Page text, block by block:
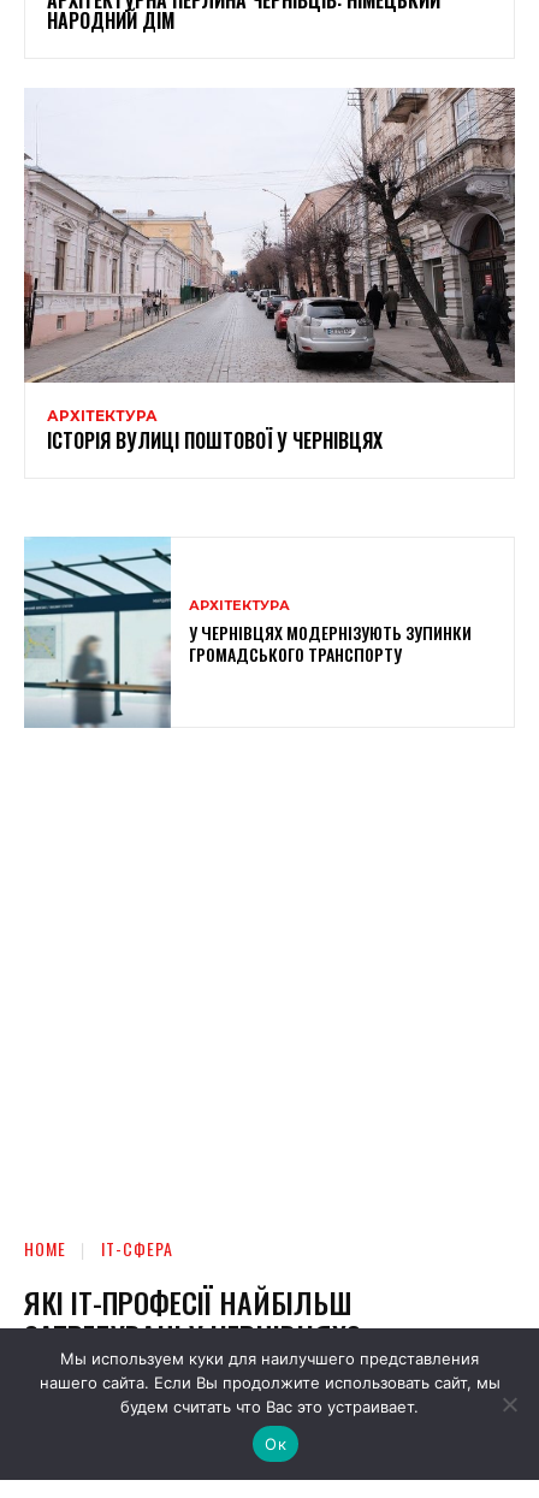
НАРОДНИЙ ДІМ
АРХІТЕКТУРА
ІСТОРІЯ ВУЛИЦІ ПОШТОВОЇ У ЧЕРНІВЦЯХ
АРХІТЕКТУРА
У ЧЕРНІВЦЯХ МОДЕРНІЗУЮТЬ ЗУПИНКИ
ГРОМАДСЬКОГО ТРАНСПОРТУ
Мы используем куки для наилучшего представления
нашего сайта. Если Вы продолжите использовать сайт, мы
будем считать что Вас это устраивает.
Ок